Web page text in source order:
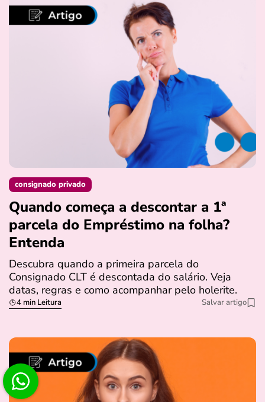
consignado privado
Quando começa a descontar a 1ª
parcela do Empréstimo na folha?
Entenda
Descubra quando a primeira parcela do
Consignado CLT é descontada do salário. Veja
datas, regras e como acompanhar pelo holerite.
4 min Leitura Salvar artigo